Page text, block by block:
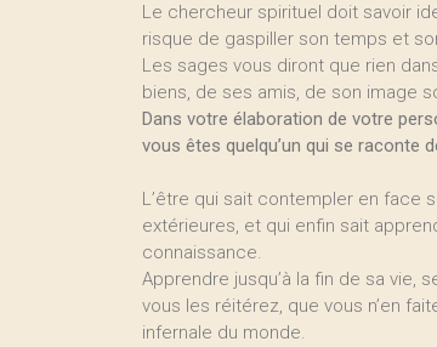
Le chercheur spirituel doit savoir
risque de gaspiller son temps et
Les sages vous diront que rien
biens, de ses amis, de son image
Dans votre élaboration de votre
vous êtes quelqu’un qui se raconte
L’être qui sait contempler en face
extérieures, et qui enfin sait
connaissance.
Apprendre jusqu’à la fin de sa vie,
vous les réitérez, que vous n’en
infernale du monde.